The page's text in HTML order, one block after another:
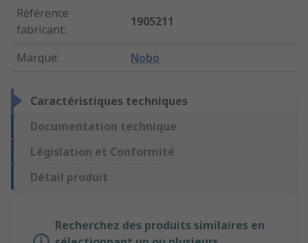
Référence
fabricant:
1905211
Marque: Nobo
Caractéristiques techniques
Documentation technique
Législation et Conformité
Détail produit
Recherchez des produits similaires en